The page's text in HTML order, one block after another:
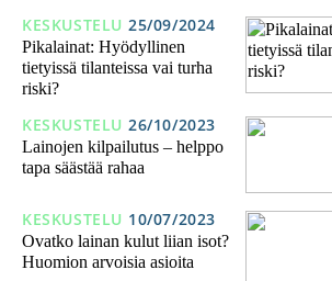
KESKUSTELU 25/09/2024
Pikalainat: Hyödyllinen
tietyissä tilanteissa vai turha
riski?
KESKUSTELU 26/10/2023
Lainojen kilpailutus – helppo
tapa säästää rahaa
KESKUSTELU 10/07/2023
Ovatko lainan kulut liian isot?
Huomion arvoisia asioita